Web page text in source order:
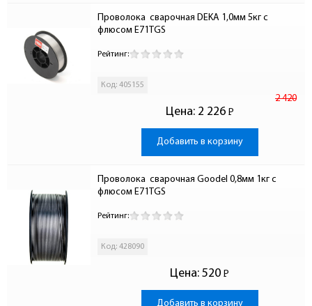
Проволока  сварочная DEKA 1,0мм 5кг с
флюсом E71TGS
Рейтинг:
Код: 405155
Цена:
2 420
2 226 Р
-
Добавить в корзину
Проволока  сварочная Goodel 0,8мм 1кг с
флюсом E71TGS
Рейтинг:
Код: 428090
Цена: 520 Р
-
Добавить в корзину